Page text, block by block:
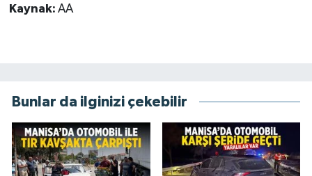
Kaynak: AA
Bunlar da ilginizi çekebilir